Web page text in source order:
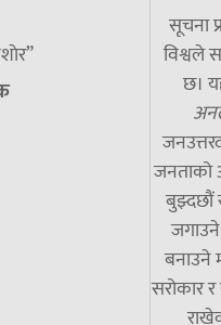
सूचना
विश्वले
छ।
जनताको
बुझ्दछौं
बनाउने
सरोकार र